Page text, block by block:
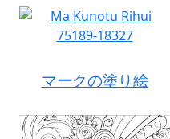
マークの塗り絵